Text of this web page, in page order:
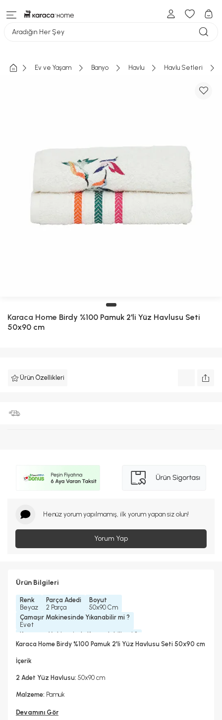
Aradığın Her Şey
Ev ve Yaşam Banyo Havlu Havlu Setleri
Karaca Home Birdy %100 Pamuk 2'li Yüz Havlusu Seti
50x90 cm
Ürün Özellikleri
Henüz yorum yapılmamış, ilk yorum yapan siz olun!
Yorum Yap
Ürün Bilgileri
Renk
Beyaz
Parça Adedi
2 Parça
Boyut
50x90 Cm
Çamaşır Makinesinde Yıkanabilir mi ?
Evet
Kurutma Makinesinde Kurutulabilir mi ?
Evet
Evet
Karaca Home Birdy %100 Pamuk 2'li Yüz Havlusu Seti 50x90 cm
İçerik
2 Adet Yüz Havlusu: 50x90 cm
Malzeme: Pamuk
Devamını Gör